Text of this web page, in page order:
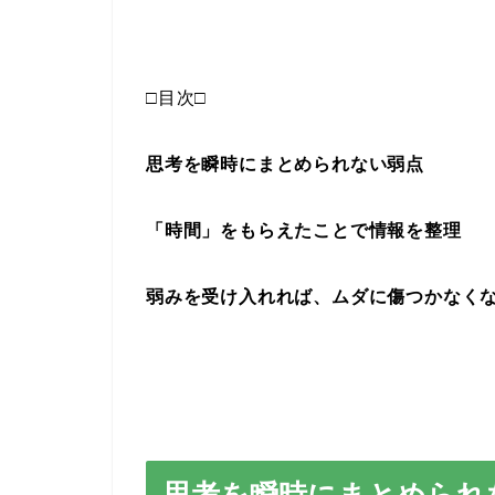
□目次□
思考を瞬時にまとめられない弱点
「時間」をもらえたことで情報を整理
弱みを受け入れれば、ムダに傷つかなく